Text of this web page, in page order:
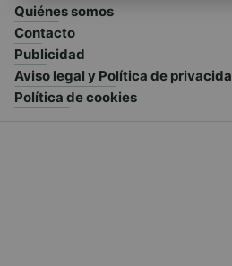
Quiénes somos
Contacto
Publicidad
Aviso legal y Política de
Política de cookies